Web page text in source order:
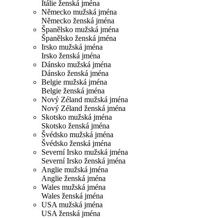
Itálie ženská jména
Německo mužská jména
Německo ženská jména
Španělsko mužská jména
Španělsko ženská jména
Irsko mužská jména
Irsko ženská jména
Dánsko mužská jména
Dánsko ženská jména
Belgie mužská jména
Belgie ženská jména
Nový Zéland mužská jména
Nový Zéland ženská jména
Skotsko mužská jména
Skotsko ženská jména
Švédsko mužská jména
Švédsko ženská jména
Severní Irsko mužská jména
Severní Irsko ženská jména
Anglie mužská jména
Anglie ženská jména
Wales mužská jména
Wales ženská jména
USA mužská jména
USA ženská jména